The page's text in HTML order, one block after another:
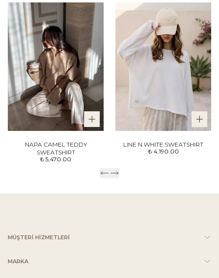
NAPA CAMEL TEDDY
SWEATSHIRT
₺ 5,470.00
LINE N.WHITE SWEATSHIRT
₺ 4,190.00
MÜŞTERİ HİZMETLERİ
MARKA